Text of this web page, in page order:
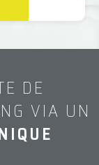
DE
VIA UN